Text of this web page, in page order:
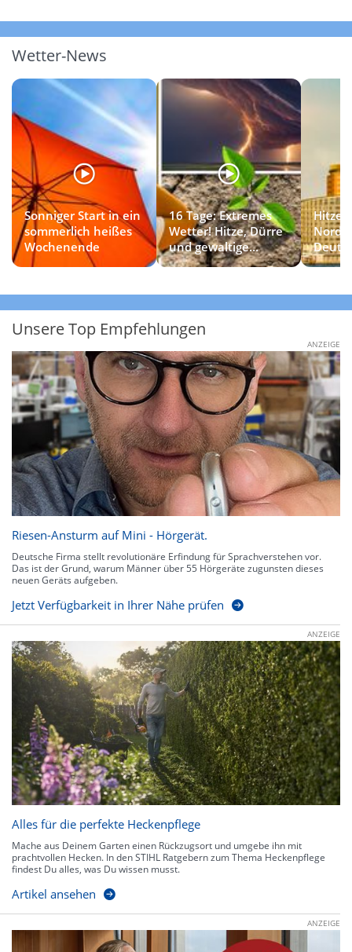
Wetter-News
Sonniger Start in ein
sommerlich heißes
Wochenende
16 Tage: Extremes
Wetter! Hitze, Dürre
und gewaltige
Gewitter
Unsere Top Empfehlungen
ANZEIGE
Riesen-Ansturm auf Mini - Hörgerät.
Deutsche Firma stellt revolutionäre Erfindung für Sprachverstehen vor.
Das ist der Grund, warum Männer über 55 Hörgeräte zugunsten dieses
neuen Geräts aufgeben.
Jetzt Verfügbarkeit in Ihrer Nähe prüfen
ANZEIGE
Alles für die perfekte Heckenpflege
Mache aus Deinem Garten einen Rückzugsort und umgebe ihn mit
prachtvollen Hecken. In den STIHL Ratgebern zum Thema Heckenpflege
findest Du alles, was Du wissen musst.
Artikel ansehen
ANZEIGE